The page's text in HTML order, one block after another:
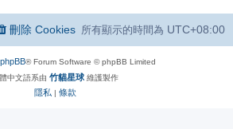
所有顯示的時間為 UTC+08:00
刪除 Cookies
phpBB® Forum Software © phpBB Limited
中文語系由 竹貓星球 維護製作
隱私 | 條款